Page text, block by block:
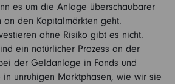
es um die Anlage überschaubarer
an den Kapitalmärkten geht.
ohne Risiko gibt es nicht.
ein natürlicher Prozess an der
der Geldanlage in Fonds und
unruhigen Marktphasen, wie wir sie